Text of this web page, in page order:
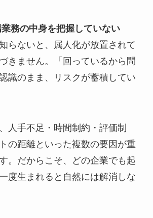
務の中身を把握していない
らないと、属人化が放置されて
きません。「回っているから問
識のまま、リスクが蓄積してい
人手不足・時間制約・評価制
の距離といった複数の要因が重
。だからこそ、どの企業でも起
度生まれると自然には解消しな